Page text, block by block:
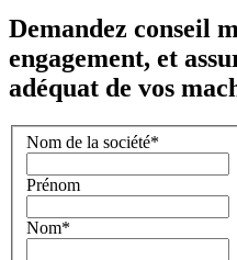
Demandez conseil
engagement, et
adéquat de vos
Nom de la société*
Prénom
Nom*